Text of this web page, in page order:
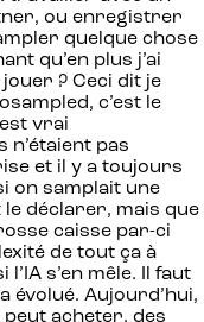
ou enregistrer
quelque chose
qu’en plus j’ai
? Ceci dit je
c’est le
vrai
n’étaient pas
et il y a toujours
on samplait une
déclarer, mais que
caisse par-ci
de tout ça à
s’en mêle. Il faut
évolué. Aujourd’hui,
peut acheter, des